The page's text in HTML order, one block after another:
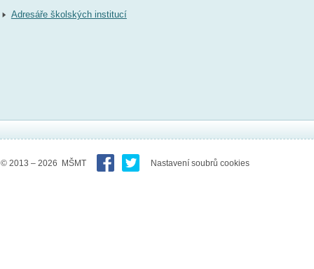
Adresáře školských institucí
© 2013 – 2026 MŠMT Nastavení soubrů cookies